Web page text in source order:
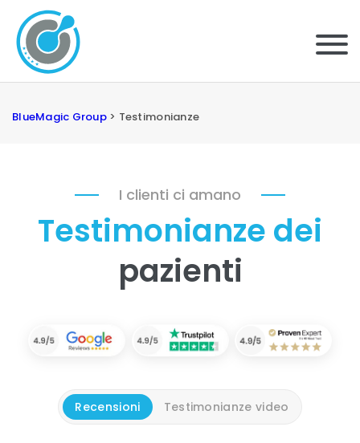
BlueMagic Group> Testimonianze
I clienti ci amano
Testimonianze dei
pazienti
Recensioni Testimonianze video